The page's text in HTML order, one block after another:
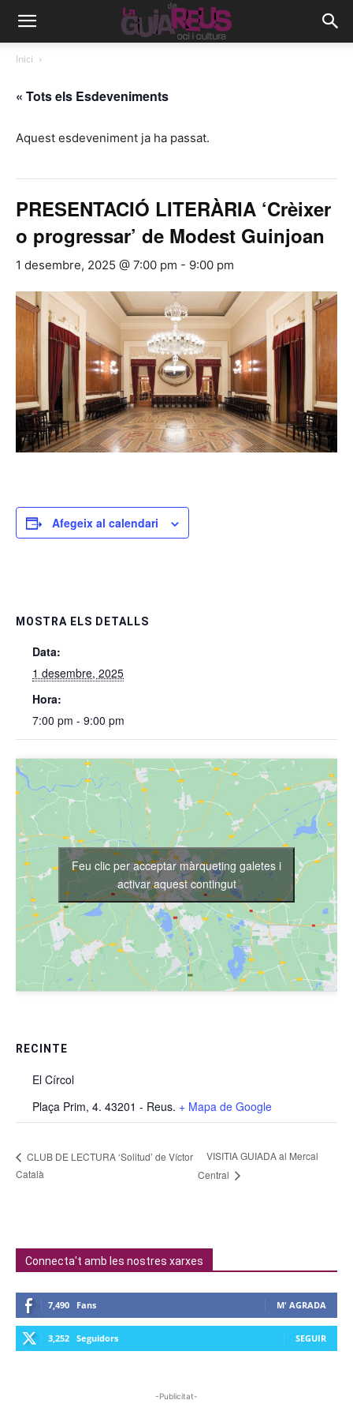
Inici
« Tots els Esdeveniments
Aquest esdeveniment ja ha passat.
PRESENTACIÓ LITERÀRIA ‘Crèixer
o progressar’ de Modest Guinjoan
1 desembre, 2025 @ 7:00 pm - 9:00 pm
Afegeix al calendari
MOSTRA ELS DETALLS
Data:
1 desembre, 2025
Hora:
7:00 pm - 9:00 pm
RECINTE
El Círcol
Plaça Prim, 4. 43201 - Reus. + Mapa de Google
Feu clic per acceptar màrqueting galetes i
activar aquest contingut
CLUB DE LECTURA ‘Solitud’ de Víctor
Català
VISITIA GUIADA al Mercal
Central
Connecta't amb les nostres xarxes
7,490 Fans M' AGRADA
3,252 Seguidors SEGUIR
-Publicitat-